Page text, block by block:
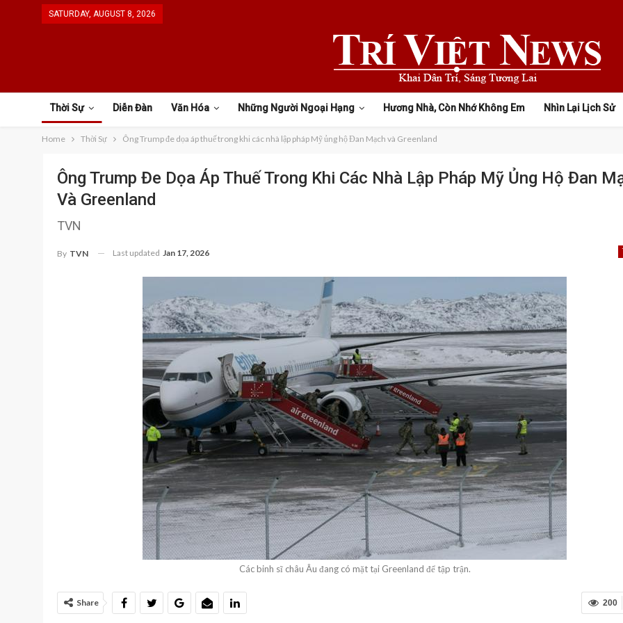
SATURDAY, AUGUST 8, 2026
Thời Sự Diễn Đàn Văn Hóa Những Người Ngoại Hạng Hương Nhà, Còn Nhớ Không Em Nhìn Lại Lịch Sử
Home Thời Sự Ông Trump đe dọa áp thuế trong khi các nhà lập pháp Mỹ ủng hộ Đan Mạch và Greenland
Ông Trump Đe Dọa Áp Thuế Trong Khi Các Nhà Lập Pháp Mỹ Ủng Hộ Đan
Và Greenland
TVN
By TVN Last updated Jan 17, 2026
Các binh sĩ châu Âu đang có mặt tại Greenland để tập trận.
200
Share